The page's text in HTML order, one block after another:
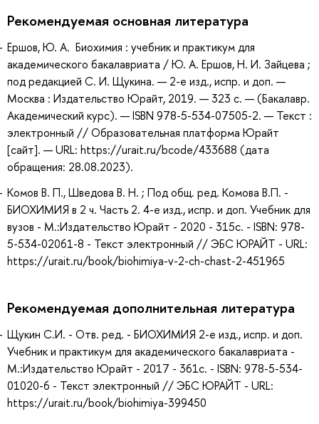
Рекомендуемая основная литература
Ершов, Ю. А. Биохимия : учебник и практикум для
академического бакалавриата / Ю. А. Ершов, Н. И. Зайцева ;
под редакцией С. И. Щукина. — 2-е изд., испр. и доп. —
Москва : Издательство Юрайт, 2019. — 323 с. — (Бакалавр.
Академический курс). — ISBN 978-5-534-07505-2. — Текст :
электронный // Образовательная платформа Юрайт
[сайт]. — URL: https://urait.ru/bcode/433688 (дата
обращения: 28.08.2023).
Комов В. П., Шведова В. Н. ; Под общ. ред. Комова В.П. -
БИОХИМИЯ в 2 ч. Часть 2. 4-е изд., испр. и доп. Учебник для
вузов - М.:Издательство Юрайт - 2020 - 315с. - ISBN: 978-
5-534-02061-8 - Текст электронный // ЭБС ЮРАЙТ - URL:
https://urait.ru/book/biohimiya-v-2-ch-chast-2-451965
Рекомендуемая дополнительная литература
Щукин С.И. - Отв. ред. - БИОХИМИЯ 2-е изд., испр. и доп.
Учебник и практикум для академического бакалавриата -
М.:Издательство Юрайт - 2017 - 361с. - ISBN: 978-5-534-
01020-6 - Текст электронный // ЭБС ЮРАЙТ - URL:
https://urait.ru/book/biohimiya-399450